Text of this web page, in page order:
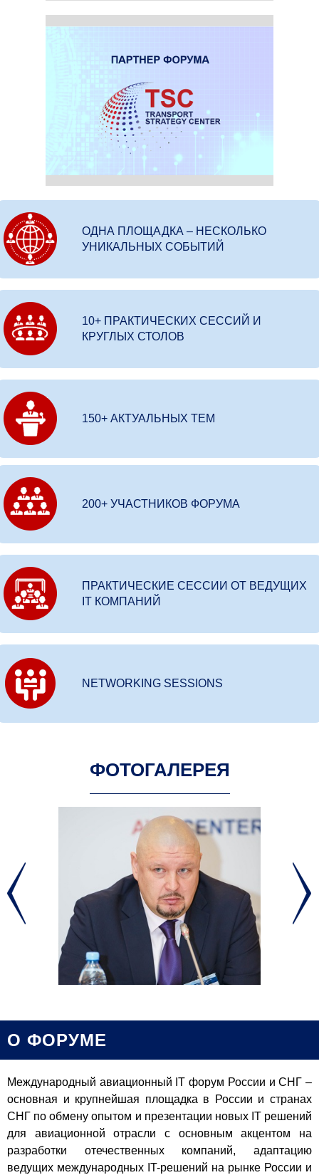
ОДНА ПЛОЩАДКА – НЕСКОЛЬКО
УНИКАЛЬНЫХ СОБЫТИЙ
10+ ПРАКТИЧЕСКИХ СЕССИЙ И
КРУГЛЫХ СТОЛОВ
150+ АКТУАЛЬНЫХ ТЕМ
200+ УЧАСТНИКОВ ФОРУМА
ПРАКТИЧЕСКИЕ СЕССИИ ОТ ВЕДУЩИХ
IT КОМПАНИЙ
NETWORKING SESSIONS
ФОТОГАЛЕРЕЯ
О ФОРУМЕ
Международный авиационный IT форум России и СНГ –
основная и крупнейшая площадка в России и странах
СНГ по обмену опытом и презентации новых IT решений
для авиационной отрасли с основным акцентом на
разработки отечественных компаний, адаптацию
ведущих международных IT-решений на рынке России и